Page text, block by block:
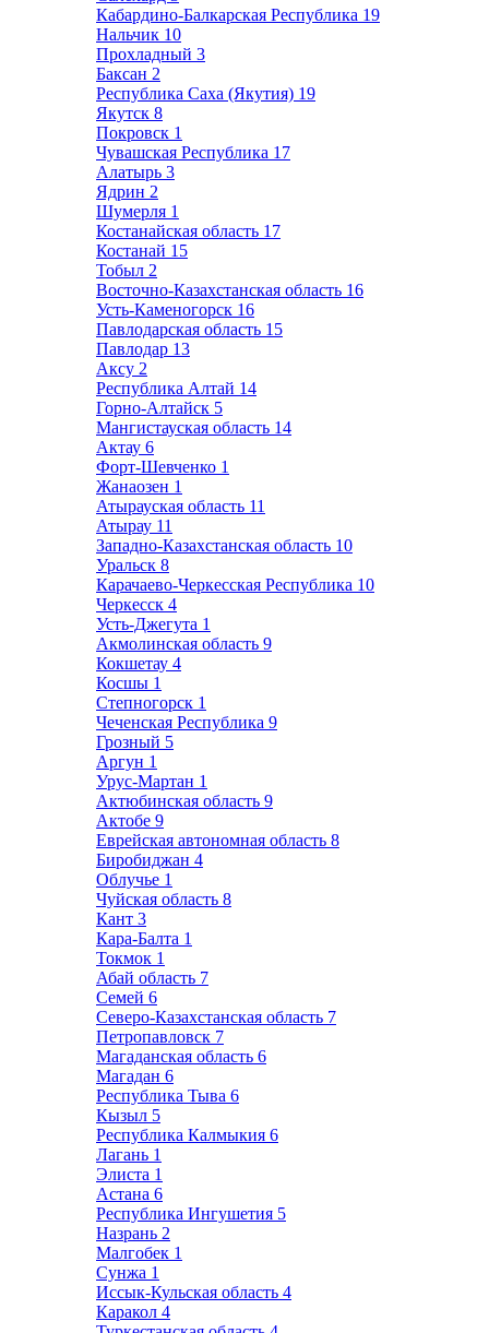
Кабардино-Балкарская Республика 19
Нальчик 10
Прохладный 3
Баксан 2
Республика Саха (Якутия) 19
Якутск 8
Покровск 1
Чувашская Республика 17
Алатырь 3
Ядрин 2
Шумерля 1
Костанайская область 17
Костанай 15
Тобыл 2
Восточно-Казахстанская область 16
Усть-Каменогорск 16
Павлодарская область 15
Павлодар 13
Аксу 2
Республика Алтай 14
Горно-Алтайск 5
Мангистауская область 14
Актау 6
Форт-Шевченко 1
Жанаозен 1
Атырауская область 11
Атырау 11
Западно-Казахстанская область 10
Уральск 8
Карачаево-Черкесская Республика 10
Черкесск 4
Усть-Джегута 1
Акмолинская область 9
Кокшетау 4
Косшы 1
Степногорск 1
Чеченская Республика 9
Грозный 5
Аргун 1
Урус-Мартан 1
Актюбинская область 9
Актобе 9
Еврейская автономная область 8
Биробиджан 4
Облучье 1
Чуйская область 8
Кант 3
Кара-Балта 1
Токмок 1
Абай область 7
Семей 6
Северо-Казахстанская область 7
Петропавловск 7
Магаданская область 6
Магадан 6
Республика Тыва 6
Кызыл 5
Республика Калмыкия 6
Лагань 1
Элиста 1
Астана 6
Республика Ингушетия 5
Назрань 2
Малгобек 1
Сунжа 1
Иссык-Кульская область 4
Каракол 4